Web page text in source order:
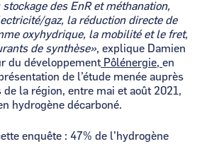
des EnR et méthanation,
gaz, la réduction directe de
oxyhydrique, la mobilité et le fret,
de synthèse», explique Damien
du développementPôlénergie, en
de l’étude menée auprès
la région, entre mai et août 2021,
hydrogène décarboné.
enquête : 47% de l’hydrogène